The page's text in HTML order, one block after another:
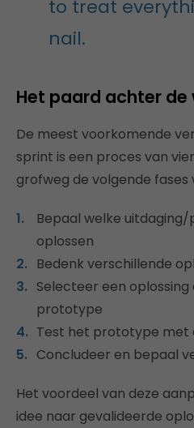
to treat
nail.
Het paard achter de
De meest voorkomende
sprint is een proces van
grofweg de volgende
Bepaal welke
oplossen
Bedenk verschillende
Selecteer een
prototype
Test het prototype met
Concludeer en bepaal
Het voordeel van deze
idee naar gevalideerde